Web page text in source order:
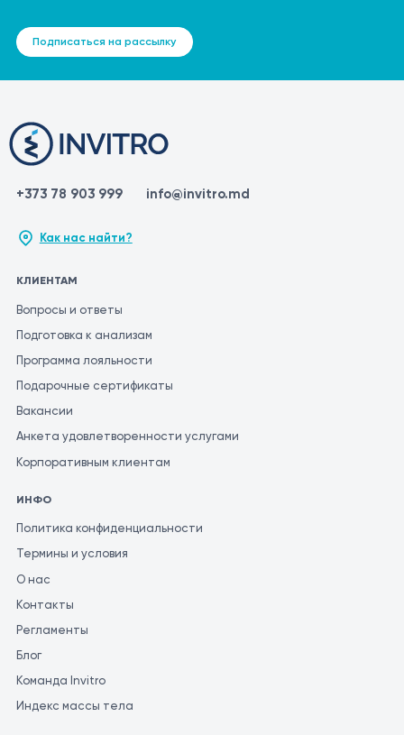
Подписаться на рассылку
+373 78 903 999 info@invitro.md
Как нас найти?
КЛИЕНТАМ
Вопросы и ответы
Подготовка к анализам
Программа лояльности
Подарочные сертификаты
Вакансии
Анкета удовлетворенности услугами
Корпоративным клиентам
ИНФО
Политика конфиденциальности
Термины и условия
О нас
Контакты
Регламенты
Блог
Команда Invitro
Индекс массы тела